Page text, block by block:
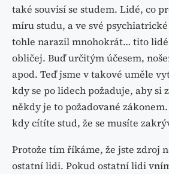
také souvisí se studem. Lidé, co
míru studu, a ve své
tohle narazil mnohokrát… tito
obličej. Buď určitým účesem,
apod. Teď jsme v takové uměle
kdy se po lidech požaduje, aby si
někdy je to požadované
kdy cítíte stud, že se musíte
Protože tím říkáme, že jste zdroj
ostatní lidi. Pokud ostatní lidi